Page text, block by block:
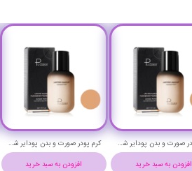
کرم پودر صورت و بدن پودایر شماره 2WRL حجم 40 میلی لیتر - PUDAIER FACE & BODY FOUNDATION
افزودن به سبد خرید
کرم پودر صورت و بدن پودایر شماره 3NL حجم 40 میلی لیتر - PUDAIER FACE & BODY FOUNDATION
افزودن به سبد خرید